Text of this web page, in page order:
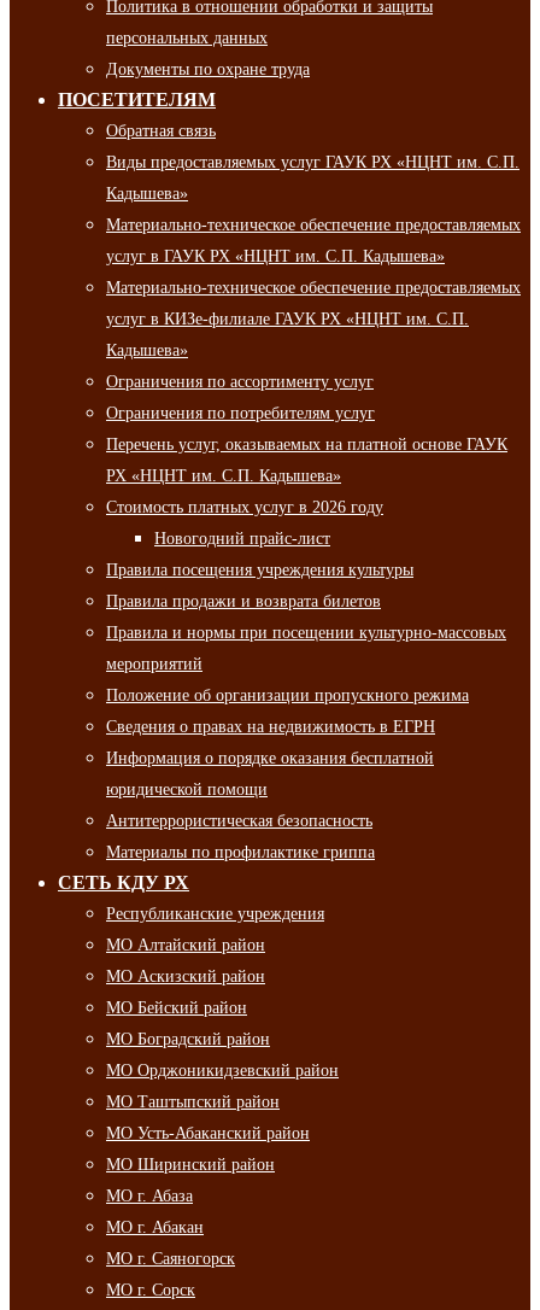
Политика в отношении обработки и защиты
персональных данных
Документы по охране труда
ПОСЕТИТЕЛЯМ
Обратная связь
Виды предоставляемых услуг ГАУК РХ «НЦНТ им. С.П.
Кадышева»
Материально-техническое обеспечение предоставляемых
услуг в ГАУК РХ «НЦНТ им. С.П. Кадышева»
Материально-техническое обеспечение предоставляемых
услуг в КИЗе-филиале ГАУК РХ «НЦНТ им. С.П.
Кадышева»
Ограничения по ассортименту услуг
Ограничения по потребителям услуг
Перечень услуг, оказываемых на платной основе ГАУК
РХ «НЦНТ им. С.П. Кадышева»
Стоимость платных услуг в 2026 году
Новогодний прайс-лист
Правила посещения учреждения культуры
Правила продажи и возврата билетов
Правила и нормы при посещении культурно-массовых
мероприятий
Положение об организации пропускного режима
Сведения о правах на недвижимость в ЕГРН
Информация о порядке оказания бесплатной
юридической помощи
Антитеррористическая безопасность
Материалы по профилактике гриппа
СЕТЬ КДУ РХ
Республиканские учреждения
МО Алтайский район
МО Аскизский район
МО Бейский район
МО Боградский район
МО Орджоникидзевский район
МО Таштыпский район
МО Усть-Абаканский район
МО Ширинский район
МО г. Абаза
МО г. Абакан
МО г. Саяногорск
МО г. Сорск